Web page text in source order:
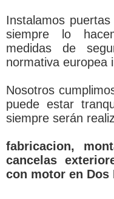
Instalamos
siempre lo
medidas de
normativa europea
Nosotros
puede estar
siempre serán
fabricacion,
cancelas
con motor en Dos